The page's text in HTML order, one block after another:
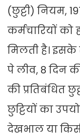
(छुट्टी) नियम,
कर्मचारियों को
मिलती है। इसके
पे लीव, 8 दिन
की प्रतिबंधित
छुट्टियों का
देखभाल या